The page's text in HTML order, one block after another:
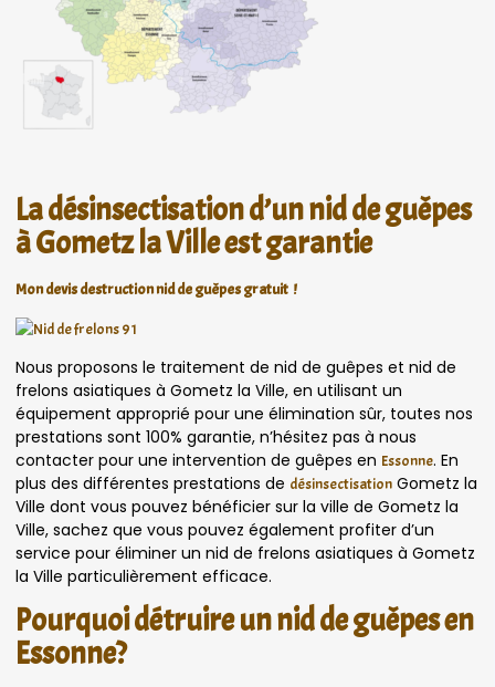
La désinsectisation d’un nid de guêpes
à Gometz la Ville est garantie
Mon devis destruction nid de guêpes gratuit !
Nous proposons le traitement de nid de guêpes et nid de
frelons asiatiques à Gometz la Ville, en utilisant un
équipement approprié pour une élimination sûr, toutes nos
prestations sont 100% garantie, n’hésitez pas à nous
contacter pour une intervention de guêpes en Essonne. En
plus des différentes prestations de désinsectisation Gometz la
Ville dont vous pouvez bénéficier sur la ville de Gometz la
Ville, sachez que vous pouvez également profiter d’un
service pour éliminer un nid de frelons asiatiques à Gometz
la Ville particulièrement efficace.
Pourquoi détruire un nid de guêpes en
Essonne?